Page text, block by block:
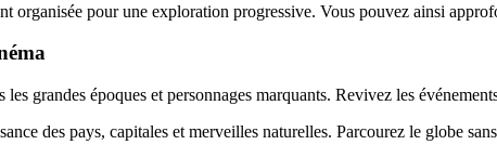
organisée pour une exploration progressive. Vous pouvez ainsi
les grandes époques et personnages marquants. Revivez les
des pays, capitales et merveilles naturelles. Parcourez le globe